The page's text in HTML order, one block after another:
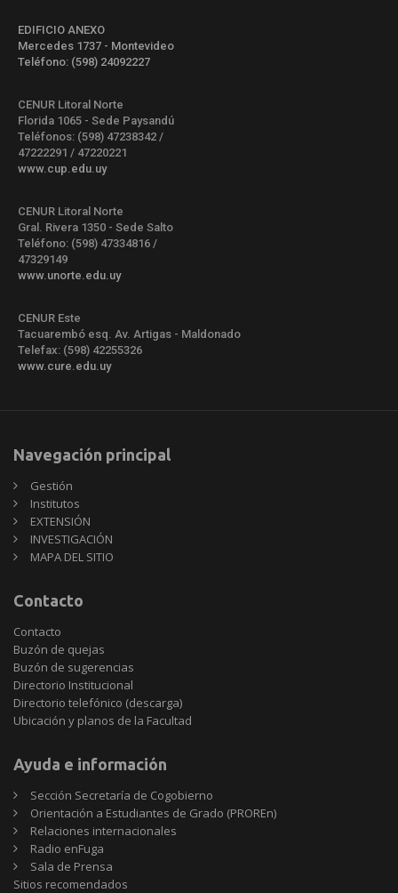
EDIFICIO ANEXO
Mercedes 1737 - Montevideo
Teléfono: (598) 24092227
CENUR Litoral Norte
Florida 1065 - Sede Paysandú
Teléfonos: (598) 47238342 /
47222291 / 47220221
www.cup.edu.uy
CENUR Litoral Norte
Gral. Rivera 1350 - Sede Salto
Teléfono: (598) 47334816 /
47329149
www.unorte.edu.uy
CENUR Este
Tacuarembó esq. Av. Artigas - Maldonado
Telefax: (598) 42255326
www.cure.edu.uy
Navegación principal
Gestión
Institutos
EXTENSIÓN
INVESTIGACIÓN
MAPA DEL SITIO
Contacto
Contacto
Buzón de quejas
Buzón de sugerencias
Directorio Institucional
Directorio telefónico (descarga)
Ubicación y planos de la Facultad
Ayuda e información
Sección Secretaría de Cogobierno
Orientación a Estudiantes de Grado (PROREn)
Relaciones internacionales
Radio enFuga
Sala de Prensa
Sitios
Sitios recomendados